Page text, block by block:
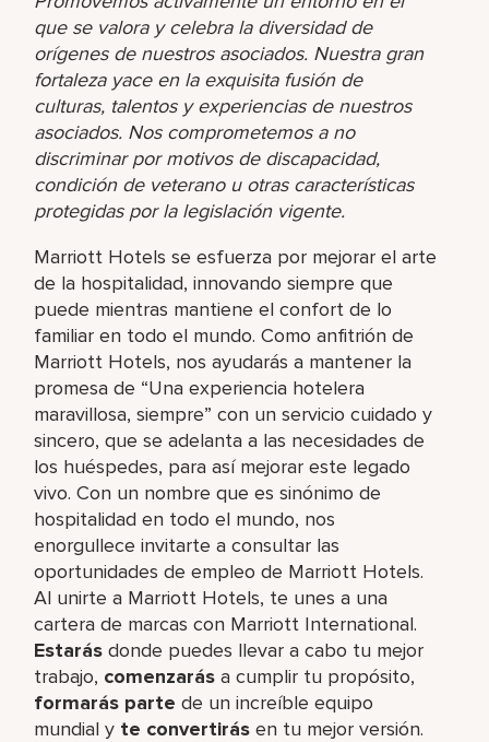
que se valora y celebra la diversidad de
orígenes de nuestros asociados. Nuestra gran
fortaleza yace en la exquisita fusión de
culturas, talentos y experiencias de nuestros
asociados. Nos comprometemos a no
discriminar por motivos de discapacidad,
condición de veterano u otras características
protegidas por la legislación vigente.
Marriott Hotels se esfuerza por mejorar el arte
de la hospitalidad, innovando siempre que
puede mientras mantiene el confort de lo
familiar en todo el mundo. Como anfitrión de
Marriott Hotels, nos ayudarás a mantener la
promesa de “Una experiencia hotelera
maravillosa, siempre” con un servicio cuidado y
sincero, que se adelanta a las necesidades de
los huéspedes, para así mejorar este legado
vivo. Con un nombre que es sinónimo de
hospitalidad en todo el mundo, nos
enorgullece invitarte a consultar las
oportunidades de empleo de Marriott Hotels.
Al unirte a Marriott Hotels, te unes a una
cartera de marcas con Marriott International.
Estarás donde puedes llevar a cabo tu mejor
trabajo,​ comenzarás a cumplir tu propósito,
formarás parte de un increíble​ equipo
mundial y te convertirás en tu mejor versión.